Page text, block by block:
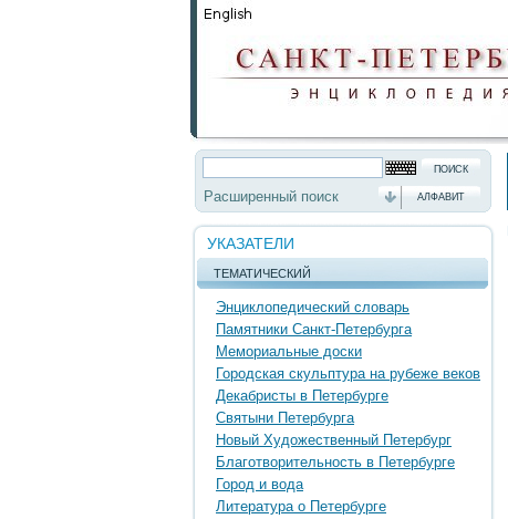
Расширенный поиск АЛФАВИТ
УКАЗАТЕЛИ
ТЕМАТИЧЕСКИЙ
Энциклопедический словарь
Памятники Санкт-Петербурга
Мемориальные доски
Городская скульптура на рубеже веков
Декабристы в Петербурге
Святыни Петербурга
Новый Художественный Петербург
Благотворительность в Петербурге
Город и вода
Литература о Петербурге